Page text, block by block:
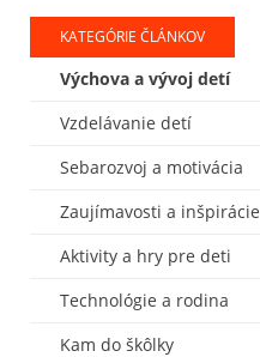
KATEGÓRIE ČLÁNKOV
Výchova a vývoj detí
Vzdelávanie detí
Sebarozvoj a motivácia
Zaujímavosti a inšpirácie
Aktivity a hry pre deti
Technológie a rodina
Kam do škôlky